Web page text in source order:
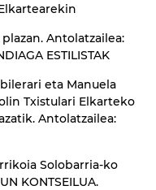
Antolatzailea:
ESTILISTAK
eta Manuela
Txistulari Elkarteko
Antolatzailea:
Solobarria-ko
KONTSEILUA.